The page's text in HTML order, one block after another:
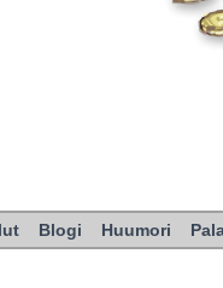
Blogi Huumori